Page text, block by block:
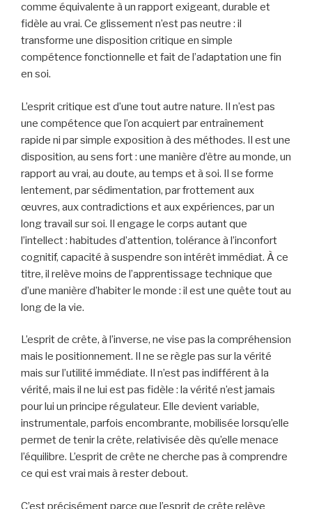
comme équivalente à un rapport exigeant, durable et
fidèle au vrai. Ce glissement n’est pas neutre : il
transforme une disposition critique en simple
compétence fonctionnelle et fait de l’adaptation une fin
en soi.
L’esprit critique est d’une tout autre nature. Il n’est pas
une compétence que l’on acquiert par entraînement
rapide ni par simple exposition à des méthodes. Il est une
disposition, au sens fort : une manière d’être au monde, un
rapport au vrai, au doute, au temps et à soi. Il se forme
lentement, par sédimentation, par frottement aux
œuvres, aux contradictions et aux expériences, par un
long travail sur soi. Il engage le corps autant que
l’intellect : habitudes d’attention, tolérance à l’inconfort
cognitif, capacité à suspendre son intérêt immédiat. À ce
titre, il relève moins de l’apprentissage technique que
d’une manière d’habiter le monde : il est une quête tout au
long de la vie.
L’esprit de crête, à l’inverse, ne vise pas la compréhension
mais le positionnement. Il ne se règle pas sur la vérité
mais sur l’utilité immédiate. Il n’est pas indifférent à la
vérité, mais il ne lui est pas fidèle : la vérité n’est jamais
pour lui un principe régulateur. Elle devient variable,
instrumentale, parfois encombrante, mobilisée lorsqu’elle
permet de tenir la crête, relativisée dès qu’elle menace
l’équilibre. L’esprit de crête ne cherche pas à comprendre
ce qui est vrai mais à rester debout.
C’est précisément parce que l’esprit de crête relève